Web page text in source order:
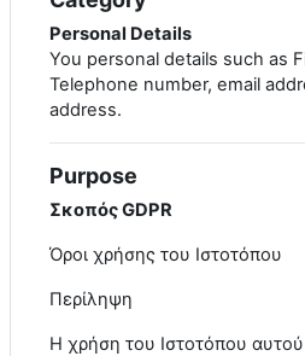
Personal Details
You personal details such as
Telephone number, email
address.
Purpose
Σκοπός GDPR
Όροι χρήσης του Ιστοτόπου
Περίληψη
Η χρήση του Ιστοτόπου